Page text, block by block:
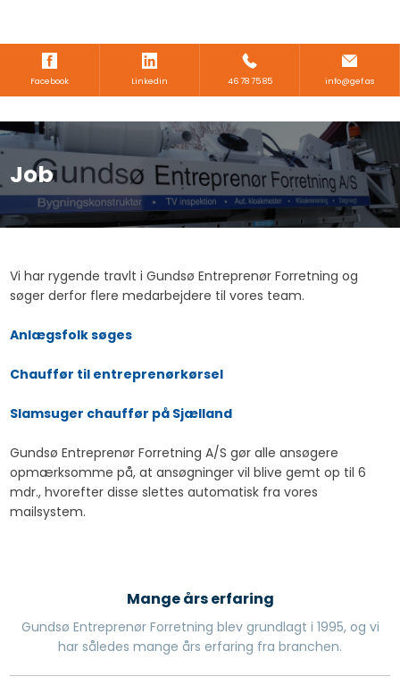
Facebook Linkedin 46 78 75 85​ info@gef.as
Job​
​Vi har rygende travlt i Gundsø Entreprenør Forretning og
søger derfor flere medarbejdere til vores team.
Anlægsfolk søges
Chauffør til entreprenørkørsel
Slamsuger chauffør på Sjælland
Gundsø Entreprenør Forretning A/S gør alle ansøgere
opmærksomme på, at ansøgninger vil blive gemt op til 6
mdr., hvorefter disse slettes automatisk fra vores
mailsystem.
Mange års erfaring
Gundsø Entreprenør Forretning blev grundlagt i 1995, og vi
har således mange års erfaring fra branchen.